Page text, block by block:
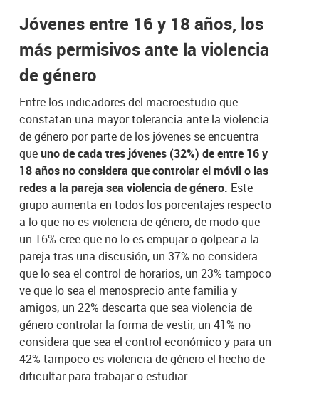
Jóvenes entre 16 y 18 años, los
más permisivos ante la violencia
de género
Entre los indicadores del macroestudio que
constatan una mayor tolerancia ante la violencia
de género por parte de los jóvenes se encuentra
queuno de cada tres jóvenes (32%) de entre 16 y
18 años no considera que controlar el móvil o las
redes a la pareja sea violencia de género. Este
grupo aumenta en todos los porcentajes respecto
a lo que no es violencia de género, de modo que
un 16% cree que no lo es empujar o golpear a la
pareja tras una discusión, un 37% no considera
que lo sea el control de horarios, un 23% tampoco
ve que lo sea el menosprecio ante familia y
amigos, un 22% descarta que sea violencia de
género controlar la forma de vestir, un 41% no
considera que sea el control económico y para un
42% tampoco es violencia de género el hecho de
dificultar para trabajar o estudiar.